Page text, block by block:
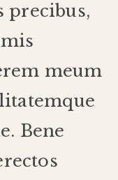
precibus,
meum
que
. Bene